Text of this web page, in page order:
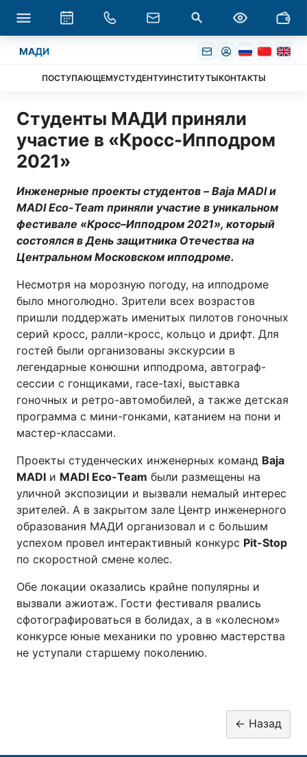
МАДИ
ПОСТУПАЮЩЕМУСТУДЕНТУИНСТИТУТЫКОНТАКТЫ
Студенты МАДИ приняли
участие в «Кросс-Ипподром
2021»
Инженерные проекты студентов –Baja MADIи
MADI Eco-Team приняли участие в уникальном
фестивале «Кросс–Ипподром 2021», который
состоялся в День защитника Отечества на
Центральном Московском ипподроме.
Несмотря на морозную погоду, на ипподроме
было многолюдно. Зрители всех возрастов
пришли поддержать именитых пилотов гоночных
серий кросс, ралли-кросс, кольцо и дрифт. Для
гостей были организованы экскурсии в
легендарные конюшни ипподрома, автограф-
сессии с гонщиками, race-taxi, выставка
гоночных и ретро-автомобилей, а также детская
программа с мини-гонками, катанием на пони и
мастер-классами.
Проекты студенческих инженерных команд Baja
MADI и MADI Eco-Team были размещены на
уличной экспозиции и вызвали немалый интерес
зрителей. А в закрытом зале Центр инженерного
образования МАДИ организовал и с большим
успехом провел интерактивный конкурс Pit-Stop
по скоростной смене колес.
Обе локации оказались крайне популярны и
вызвали ажиотаж. Гости фестиваля рвались
сфотографироваться в болидах, а в «колесном»
конкурсе юные механики по уровню мастерства
не уступали старшему поколению.